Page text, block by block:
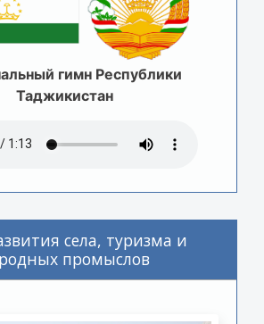
гимн Республики
Таджикистан
села, туризма и
промыслов